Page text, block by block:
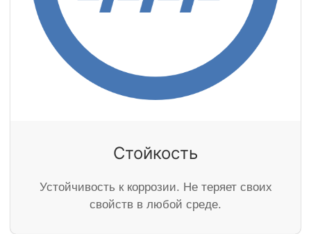
Стойкость
Устойчивость к коррозии. Не теряет своих
свойств в любой среде.